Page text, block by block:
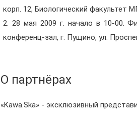
корп. 12, Биологический факультет
2. 28 мая 2009 г. начало в 10-00.
конференц-зал, г. Пущино, ул.
О партнёрах
«Kawa.Ska» - эксклюзивный